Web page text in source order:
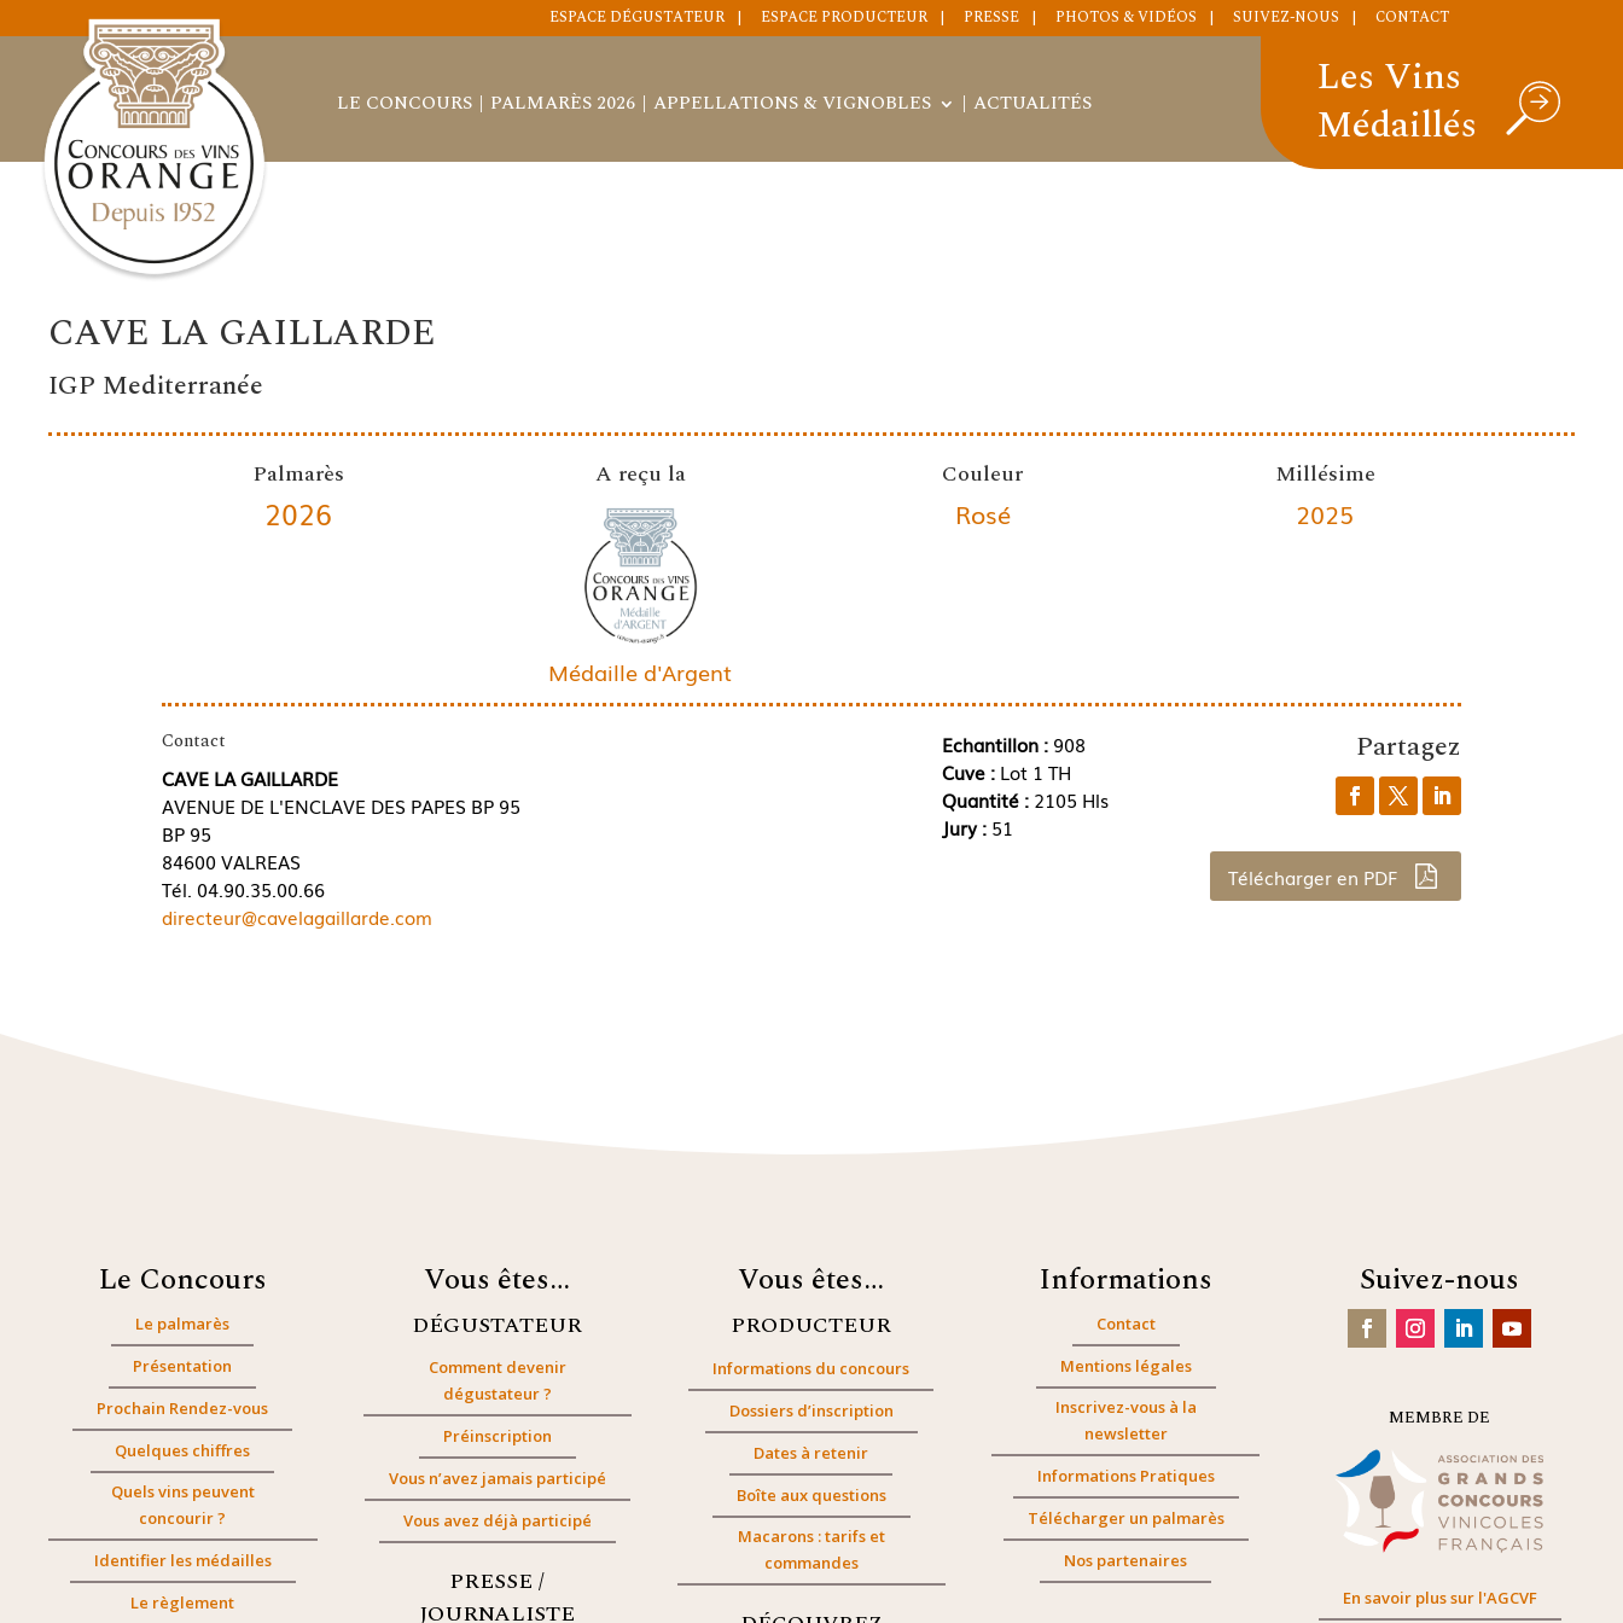
ESPACE DÉGUSTATEUR ESPACE PRODUCTEUR PRESSE PHOTOS & VIDÉOS SUIVEZ-NOUS CONTACT
LE CONCOURS PALMARÈS 2026 APPELLATIONS & VIGNOBLES ACTUALITÉS
Les Vins
Médaillés
CAVE LA GAILLARDE
IGP Mediterranée
Palmarès
2026
A reçu la
Médaille d'Argent
Couleur
Rosé
Millésime
2025
Contact
CAVE LA GAILLARDE
AVENUE DE L'ENCLAVE DES PAPES BP 95
BP 95
84600 VALREAS
Tél. 04.90.35.00.66
directeur@cavelagaillarde.com
Echantillon :908
Cuve : Lot 1 TH
Quantité : 2105 Hls
Jury : 51
Partagez
Télécharger en PDF
Le Concours
Le palmarès
Présentation
Prochain Rendez-vous
Quelques chiffres
Quels vins peuvent
concourir ?
Identifier les médailles
Le règlement
Vous êtes…
DÉGUSTATEUR
Comment devenir
dégustateur ?
Préinscription
Vous n’avez jamais participé
Vous avez déjà participé
PRESSE /
JOURNALISTE
Vous êtes…
PRODUCTEUR
Informations du concours
Dossiers d’inscription
Dates à retenir
Boîte aux questions
Macarons : tarifs et
commandes
Informations
Contact
Mentions légales
Inscrivez-vous à la
newsletter
Informations Pratiques
Télécharger un palmarès
Nos partenaires
Suivez-nous
MEMBRE DE
En savoir plus sur l'AGCVF